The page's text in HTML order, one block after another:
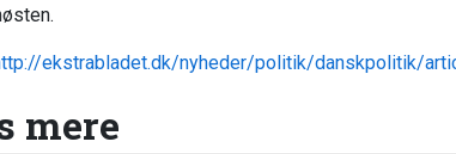
ekstrabladet.dk/nyheder/politik/danskpolitik/
mere